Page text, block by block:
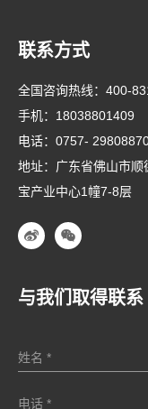
联系方式
全国咨询热线： 400-
手机： 18038801409
电话： 0757-
地址：广东省佛山市
宝产业中心1幢7-8层
与我们取得联系